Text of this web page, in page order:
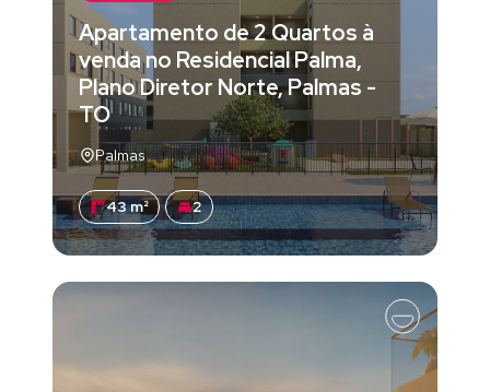
Apartamento de 2 Quartos à
venda no Residencial Palma,
Plano Diretor Norte, Palmas -
TO
Palmas
43 m² 2